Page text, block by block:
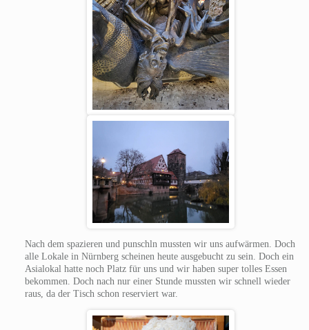
Nach dem spazieren und punschln mussten wir uns aufwärmen. Doch
alle Lokale in Nürnberg scheinen heute ausgebucht zu sein. Doch ein
Asialokal hatte noch Platz für uns und wir haben super tolles Essen
bekommen. Doch nach nur einer Stunde mussten wir schnell wieder
raus, da der Tisch schon reserviert war.